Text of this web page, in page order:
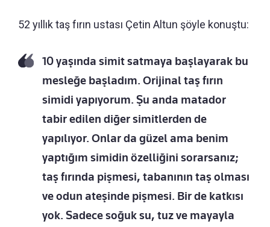
52 yıllık taş fırın ustası Çetin Altun şöyle konuştu:
10 yaşında simit satmaya başlayarak bu
mesleğe başladım. Orijinal taş fırın
simidi yapıyorum. Şu anda matador
tabir edilen diğer simitlerden de
yapılıyor. Onlar da güzel ama benim
yaptığım simidin özelliğini sorarsanız;
taş fırında pişmesi, tabanının taş olması
ve odun ateşinde pişmesi. Bir de katkısı
yok. Sadece soğuk su, tuz ve mayayla